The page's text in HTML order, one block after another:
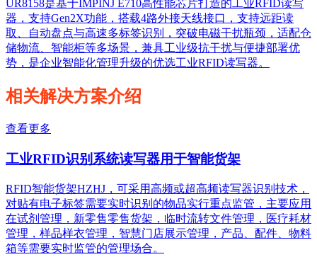
UR8158是基于IMPINJ E710高性能芯片打造的工业RFID读写
器，支持Gen2X功能，搭载4路外接天线接口，支持远距读
取、自动盘点与高速多标签识别，突破电磁干扰瓶颈，适配仓
储物流、智能柜等多场景，兼具工业级抗干扰与便捷部署优
势，是企业智能化管理升级的优选工业RFID读写器。
相关解决方案介绍
查看更多
工业RFID识别系统读写器用于智能货架
RFID智能货架HZHJ，可采用高频或超高频读写器识别技术，
对贴有电子标签需要实时识别的物品实行重点监管，主要应用
在试剂管理，新零售零售货架，临时流转文件管理，医疗耗材
管理，样品样衣管理，智慧门店展示管理，产品、配件、物料
箱等需要实时监管的管理场合。